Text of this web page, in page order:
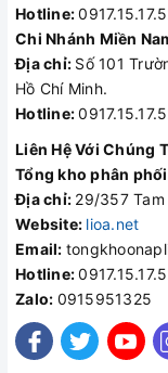
Hotline:
Chi Nhánh Miền
Địa chỉ: Số 101
Hồ Chí Minh.
Hotline:
Liên Hệ Với Chúng
Tổng kho phân
Địa chỉ: 29/357 Tam
Website: lioa.net
Email:
Hotline:
Zalo: 0915951325